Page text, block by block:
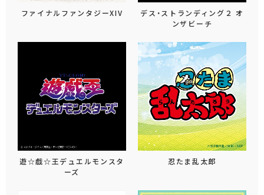
ファイナルファンタジーXIV
デス・ストランディング２ オ
ンザビーチ
遊☆戯☆王デュエルモンスタ
ーズ
忍たま乱太郎